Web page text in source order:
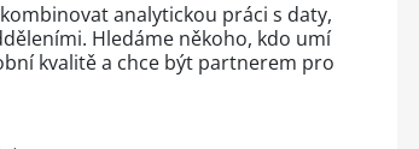
analytickou práci s daty,
Hledáme někoho, kdo umí
kvalitě a chce být partnerem pro